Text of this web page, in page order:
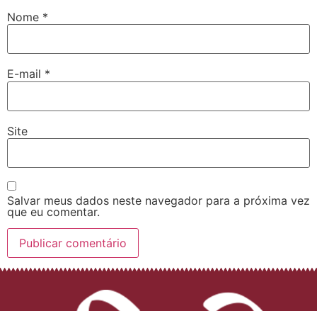
Nome *
E-mail *
Site
Salvar meus dados neste navegador para a próxima vez
que eu comentar.